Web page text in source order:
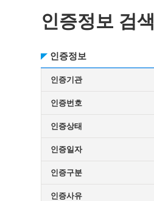
인증정보 검색
인증정보
인증기관
인증번호
인증상태
인증일자
인증구분
인증사유